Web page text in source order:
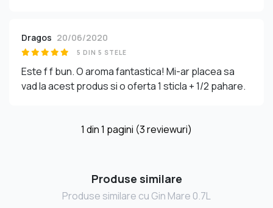
Dragos 20/06/2020
5 DIN 5 STELE
Este f f bun. O aroma fantastica! Mi-ar placea sa
vad la acest produs si o oferta 1 sticla + 1/2 pahare.
1 din1 pagini (3 reviewuri)
Produse similare
Produse similare cu Gin Mare 0.7L